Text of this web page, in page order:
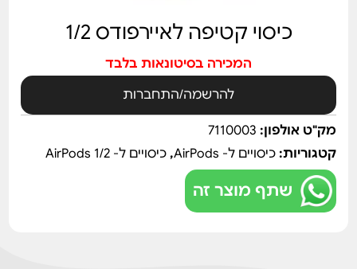
כיסוי קטיפה לאיירפודס 1/2
המכירה בסיטונאות בלבד
להרשמה/התחברות
מק"ט אולפון: 7110003
קטגוריות:כיסויים ל- AirPods ,כיסויים ל- AirPods 1/2
שתף מוצר זה